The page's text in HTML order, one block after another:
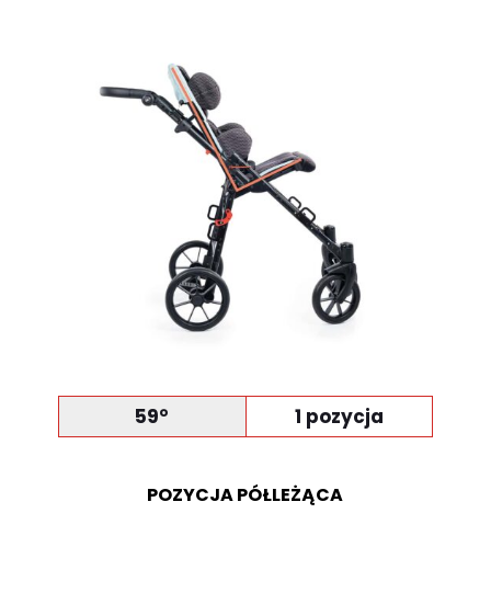
59° 1 pozycja
POZYCJA PÓŁLEŻĄCA